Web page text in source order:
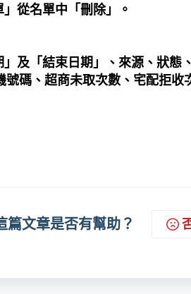
從名單中「刪除」。
」及「結束日期」、來源、狀態
號碼 、 超商未取次數 、 宅配拒收
篇文章是否有幫助？